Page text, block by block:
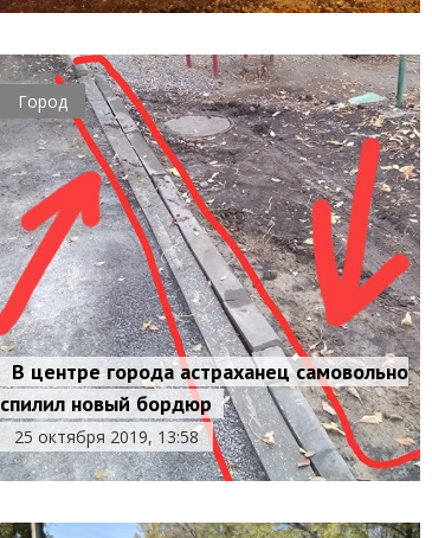
Город
В центре города астраханец самовольно
спилил новый бордюр
25 октября 2019, 13:58